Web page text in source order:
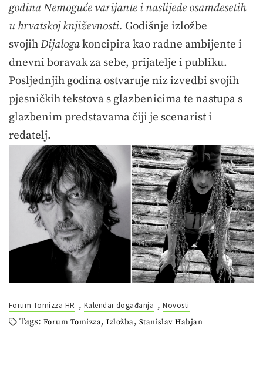
godina Nemoguće varijante i naslijeđe osamdesetih
u hrvatskoj književnosti. Godišnje izložbe
svojihDijalogakoncipira kao radne ambijente i
dnevni boravak za sebe, prijatelje i publiku.
Posljednjih godina ostvaruje niz izvedbi svojih
pjesničkih tekstova s glazbenicima te nastupa s
glazbenim predstavama čiji je scenarist i
redatelj.
Forum Tomizza HR , Kalendar događanja ,Novosti
Tags: Forum Tomizza,Izložba, Stanislav Habjan